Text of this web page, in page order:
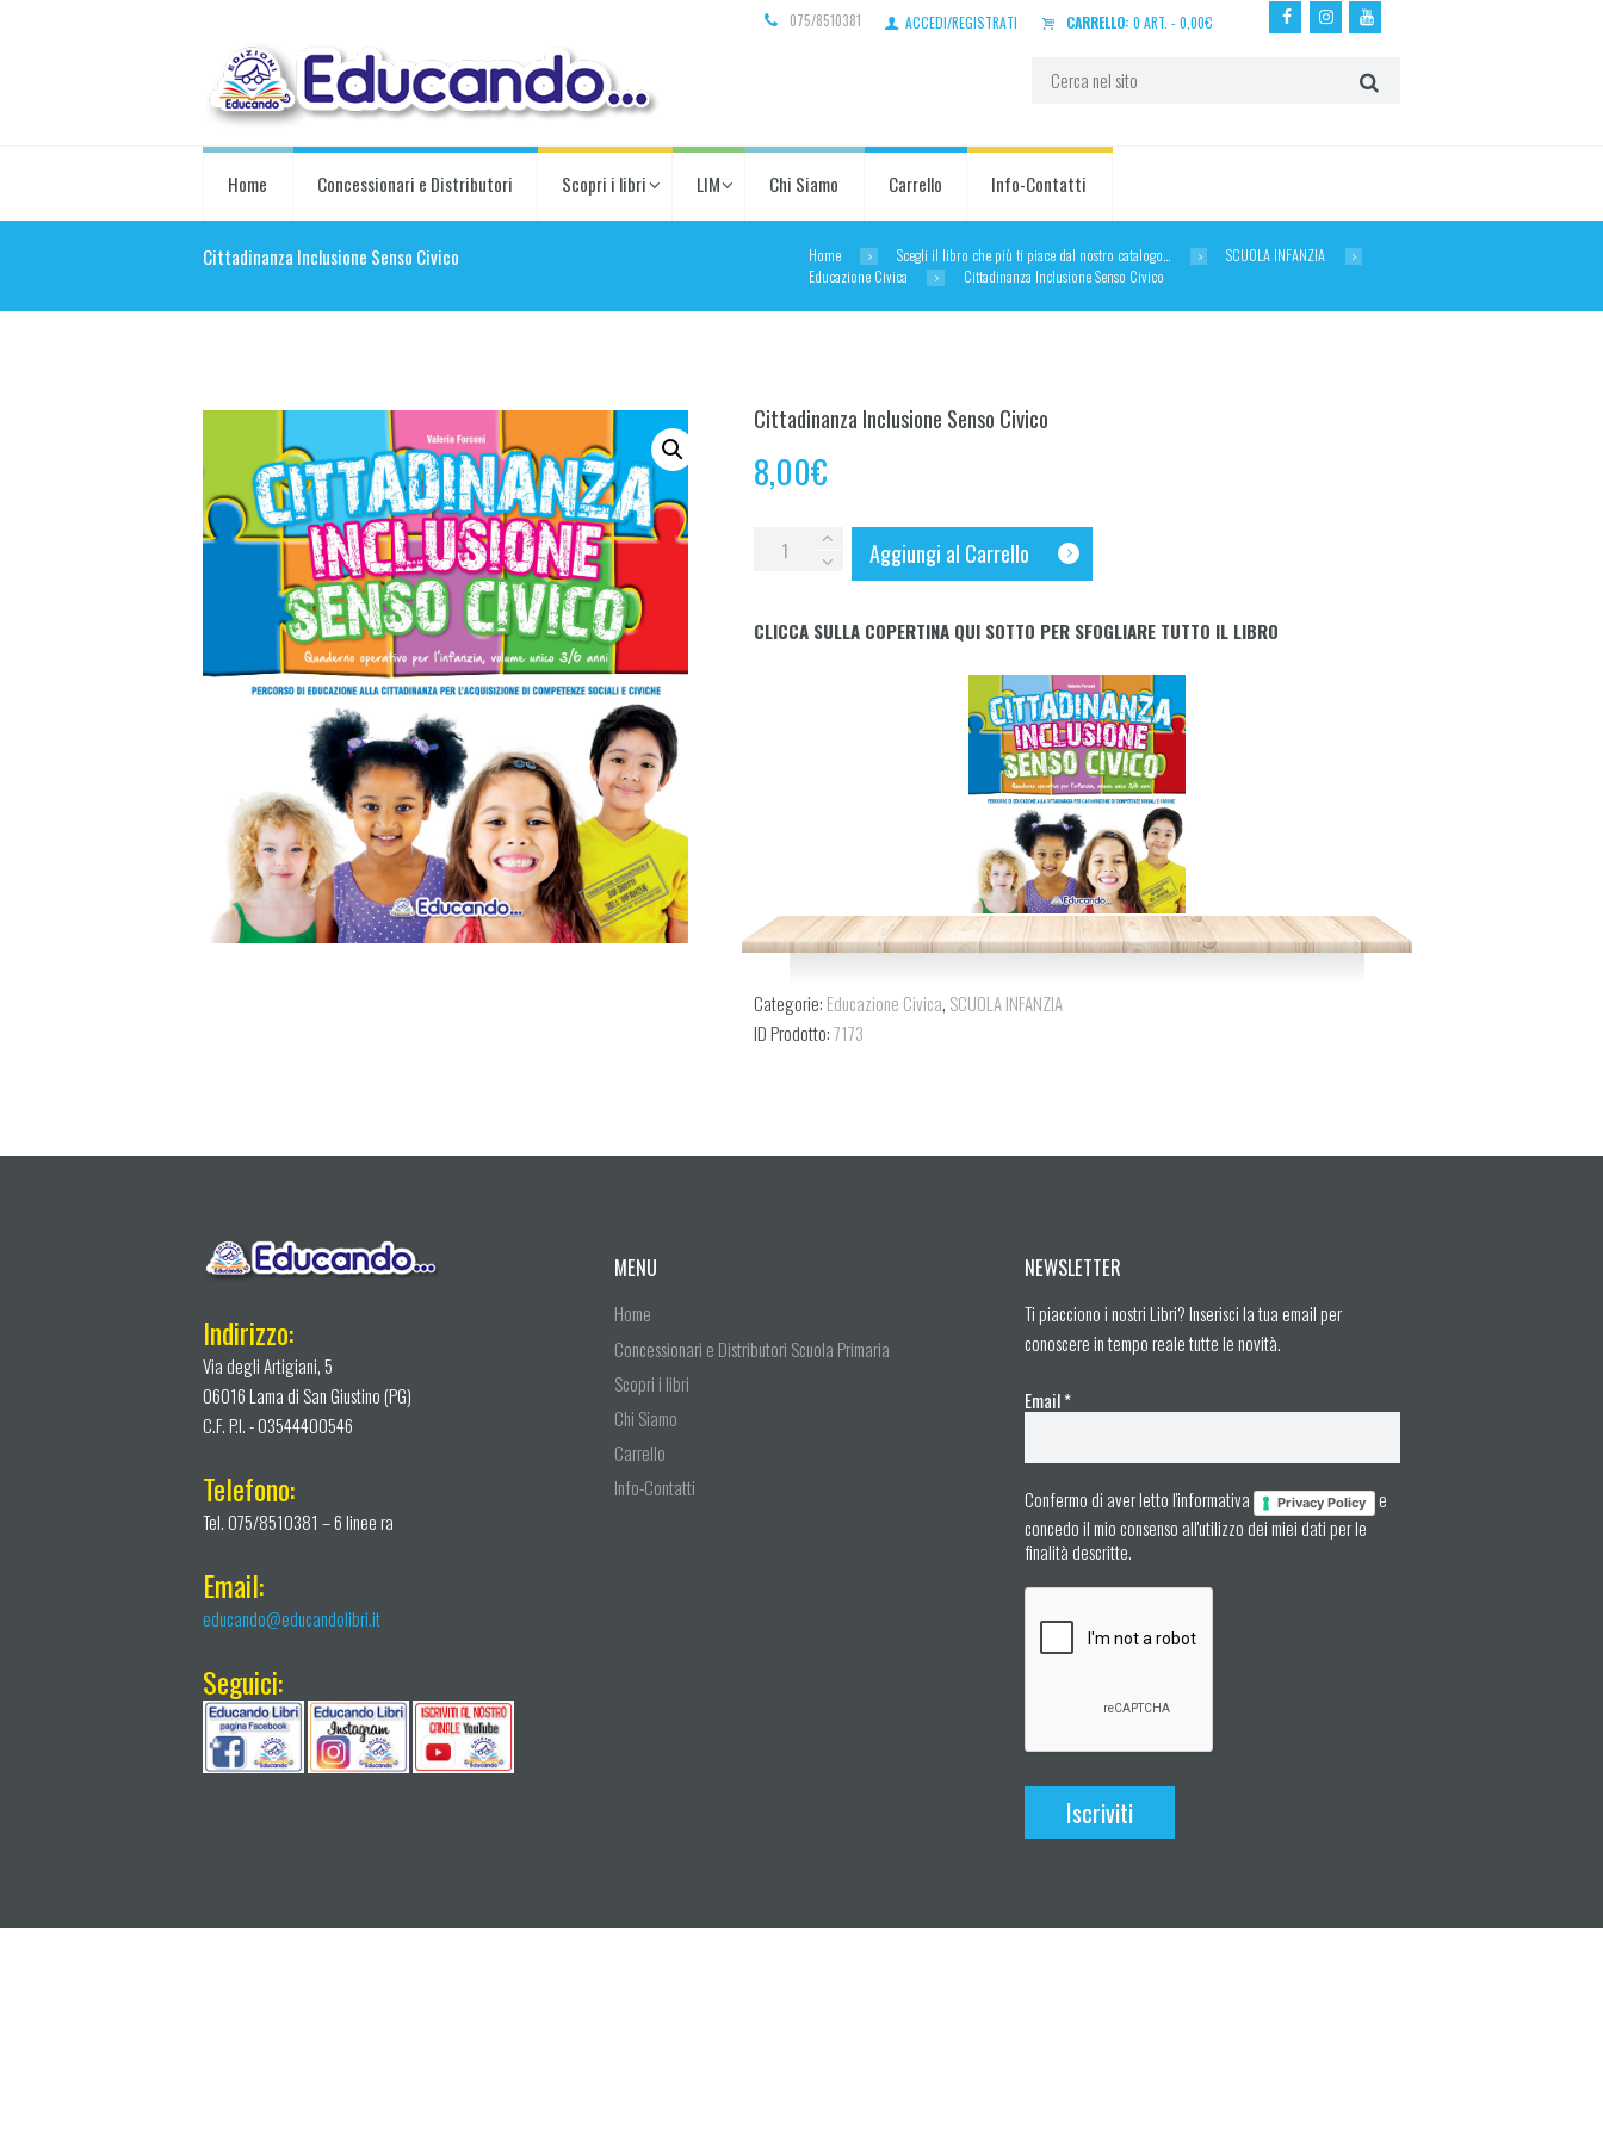
075/8510381 ACCEDI/REGISTRATI CARRELLO: 0 ART. - 0,00€
Home Concessionari e Distributori Scopri i libri LIM Chi Siamo Carrello Info-Contatti
Cittadinanza Inclusione Senso Civico Home Scegli il libro che più ti piace dal nostro catalogo…
SCUOLA INFANZIA
Educazione Civica
Cittadinanza Inclusione Senso Civico
Cittadinanza Inclusione Senso Civico
8,00€
Cittadinanza
Civico
Aggiungi al Carrello
CLICCA SULLA COPERTINA QUI SOTTO PER SFOGLIARE TUTTO IL LIBRO
Categorie: Educazione Civica, SCUOLA INFANZIA
ID Prodotto:7173
Indirizzo:
Via degli Artigiani, 5
06016 Lama di San Giustino (PG)
C.F. P.I. - 03544400546
Telefono:
Tel. 075/8510381 – 6 linee ra
Email:
educando@educandolibri.it
Seguici:
MENU
Home
Concessionari e Distributori Scuola Primaria
Scopri i libri
Chi Siamo
Carrello
Info-Contatti
NEWSLETTER
Ti piacciono i nostri Libri? Inserisci la tua email per
conoscere in tempo reale tutte le novità.
Email*
Confermo di aver letto l'informativa Privacy Policy
e
concedo il mio consenso all'utilizzo dei miei dati per le
finalità descritte.